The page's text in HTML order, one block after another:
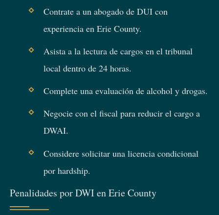
Contrate a un abogado de DUI con
experiencia en Erie County.
Asista a la lectura de cargos en el tribunal
local dentro de 24 horas.
Complete una evaluación de alcohol y drogas.
Negocie con el fiscal para reducir el cargo a
DWAI.
Considere solicitar una licencia condicional
por hardship.
Penalidades por DWI en Erie County